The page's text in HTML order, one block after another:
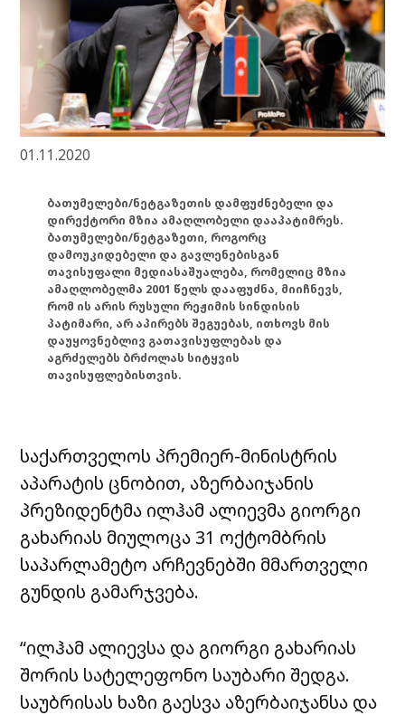
01.11.2020
ბათუმელები/ნეტგაზეთის დამფუძნებელი და
დირექტორი მზია ამაღლობელი დააპატიმრეს.
ბათუმელები/ნეტგაზეთი, როგორც
დამოუკიდებელი და გავლენებისგან
თავისუფალი მედიასაშუალება, რომელიც მზია
ამაღლობელმა 2001 წელს დააფუძნა, მიიჩნევს,
რომ ის არის რუსული რეჟიმის სინდისის
პატიმარი, არ აპირებს შეგუებას, ითხოვს მის
დაუყოვნებლივ გათავისუფლებას და
აგრძელებს ბრძოლას სიტყვის
თავისუფლებისთვის.
საქართველოს პრემიერ-მინისტრის
აპარატის ცნობით, აზერბაიჯანის
პრეზიდენტმა ილჰამ ალიევმა გიორგი
გახარიას მიულოცა 31 ოქტომბრის
საპარლამეტო არჩევნებში მმართველი
გუნდის გამარჯვება.
“ილჰამ ალიევსა და გიორგი გახარიას
შორის სატელეფონო საუბარი შედგა.
საუბრისას ხაზი გაესვა აზერბაიჯანსა და